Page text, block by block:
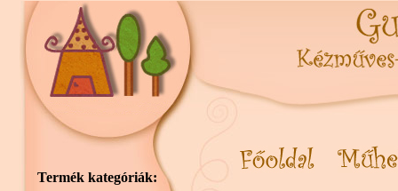
Termék kategóriák: